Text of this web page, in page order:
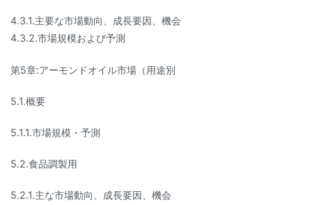
4.3.1.主要な市場動向、成長要因、機会
4.3.2.市場規模および予測
第5章:アーモンドオイル市場（用途別
5.1.概要
5.1.1.市場規模・予測
5.2.食品調製用
5.2.1.主な市場動向、成長要因、機会